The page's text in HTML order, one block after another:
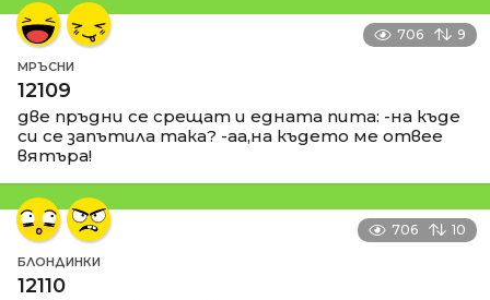
706 9
МРЪСНИ
12109
две пръдни се срещат и едната пита: -на къде
си се запътила така? -аа,на където ме отвее
вятъра!
706 10
БЛОНДИНКИ
12110